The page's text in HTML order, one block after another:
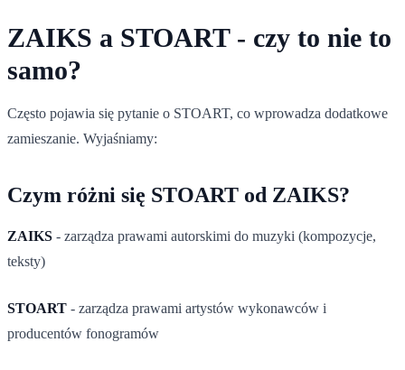
ZAIKS a STOART - czy to nie to
samo?
Często pojawia się pytanie o STOART, co wprowadza dodatkowe
zamieszanie. Wyjaśniamy:
Czym różni się STOART od ZAIKS?
ZAIKS - zarządza prawami autorskimi do muzyki (kompozycje,
teksty)
STOART - zarządza prawami artystów wykonawców i
producentów fonogramów